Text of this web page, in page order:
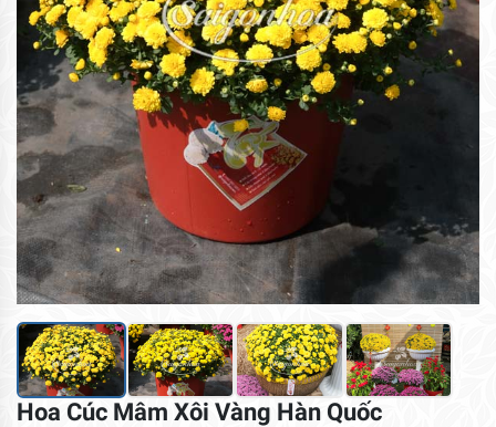
Hoa Cúc Mâm Xôi Vàng Hàn Quốc